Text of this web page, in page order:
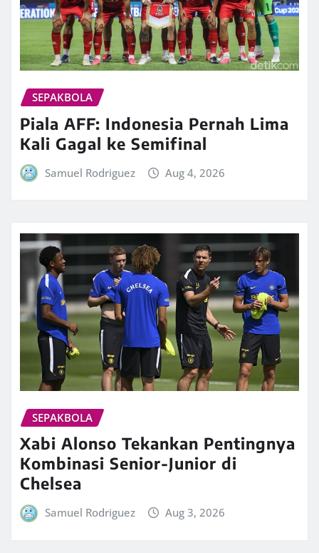
SEPAKBOLA
Piala AFF: Indonesia Pernah Lima
Kali Gagal ke Semifinal
Samuel Rodriguez Aug 4, 2026
SEPAKBOLA
Xabi Alonso Tekankan Pentingnya
Kombinasi Senior-Junior di
Chelsea
Samuel Rodriguez Aug 3, 2026